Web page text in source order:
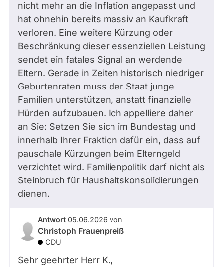
nicht mehr an die Inflation angepasst und
hat ohnehin bereits massiv an Kaufkraft
verloren. Eine weitere Kürzung oder
Beschränkung dieser essenziellen Leistung
sendet ein fatales Signal an werdende
Eltern. Gerade in Zeiten historisch niedriger
Geburtenraten muss der Staat junge
Familien unterstützen, anstatt finanzielle
Hürden aufzubauen. Ich appelliere daher
an Sie: Setzen Sie sich im Bundestag und
innerhalb Ihrer Fraktion dafür ein, dass auf
pauschale Kürzungen beim Elterngeld
verzichtet wird. Familienpolitik darf nicht als
Steinbruch für Haushaltskonsolidierungen
dienen.
Antwort 05.06.2026 von
Christoph Frauenpreiß
CDU
Sehr geehrter Herr K.,